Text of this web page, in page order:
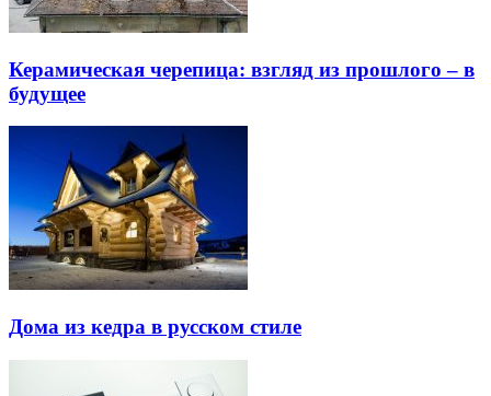
Керамическая черепица: взгляд из прошлого – в
будущее
Дома из кедра в русском стиле